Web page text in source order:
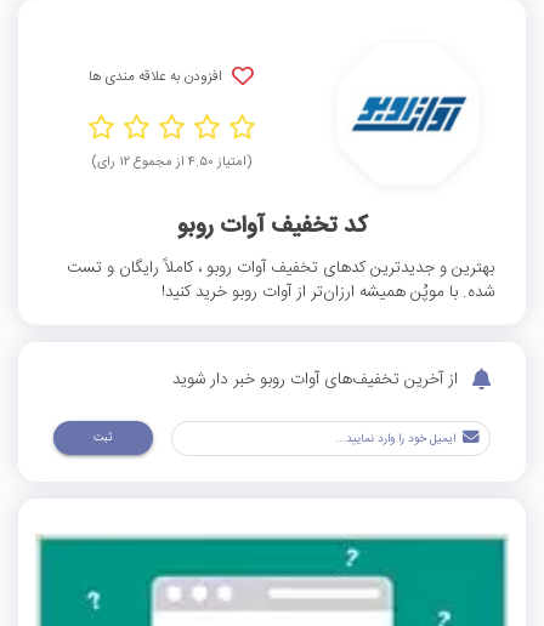
افزودن به علاقه مندی ها
(امتیاز ۴.۵۰ از مجموع ۱۲ رای)
کد تخفیف آوات روبو
بهترین و جدیدترین کد‌های تخفیف آوات روبو ، کاملاً رایگان و تست
شده. با موپُن همیشه ارزان‌تر از آوات روبو خرید کنید!
از آخرین تخفیف‌های آوات روبو خبر دار شوید
ثبت